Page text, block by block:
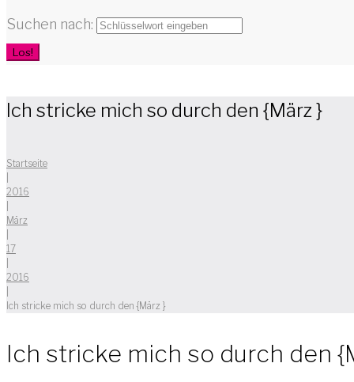
Suchen nach:
Los!
Ich stricke mich so durch den {März }
Startseite
2016
März
17
2016
Ich stricke mich so durch den {März }
Ich stricke mich so durch den